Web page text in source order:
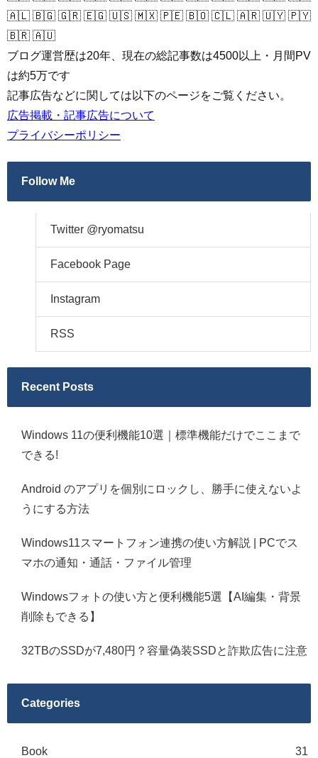
🇦🇱 🇧🇬 🇬🇷 🇪🇬 🇺🇸 🇲🇽 🇵🇪 🇧🇴 🇨🇱 🇦🇷 🇺🇾 🇵🇾
🇧🇷 🇦🇺
ブログ運営歴は20年、現在の総記事数は4500以上・月間PV
は約5万です
記事広告などに関しては以下のページをご覧ください。
広告掲載・記事広告について
プライバシーポリシー
Follow Me
Twitter @ryomatsu
Facebook Page
Instagram
RSS
Recent Posts
Windows 11の便利機能10選｜標準機能だけでここまで
できる!
Android のアプリを個別にロックし、勝手に使えないよ
うにする方法
Windows11スマートフォン連携の使い方解説 | PCでス
マホの通知・通話・ファイル管理
Windowsフォトの使い方と便利機能5選【AI編集・背景
削除もできる】
32TBのSSDが7,480円？容量偽装SSDと詐欺広告に注意
Categories
Book 31